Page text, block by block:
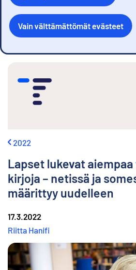
Vain välttämättömät evästeet
2022
Lapset lukevat
kirjoja – netissä ja
määrittyy uudelleen
17.3.2022
Riitta Hanifi